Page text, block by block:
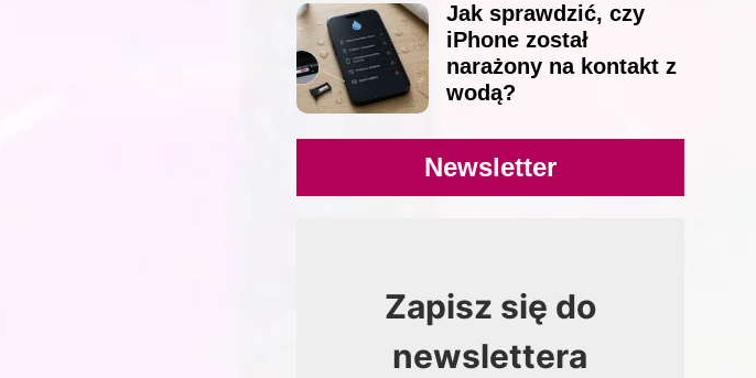
Jak sprawdzić, czy
iPhone został
narażony na kontakt z
wodą?
Newsletter
Zapisz się do
newslettera